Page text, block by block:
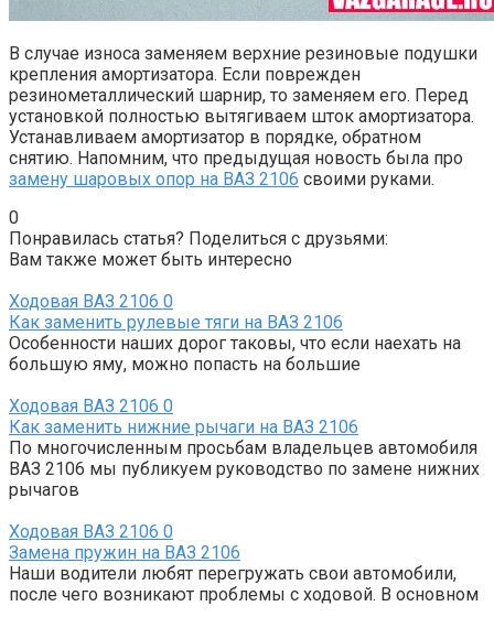
В случае износа заменяем верхние резиновые подушки
крепления амортизатора. Если поврежден
резинометаллический шарнир, то заменяем его. Перед
установкой полностью вытягиваем шток амортизатора.
Устанавливаем амортизатор в порядке, обратном
снятию. Напомним, что предыдущая новость была про
замену шаровых опор на ВАЗ 2106 своими руками.
0
Понравилась статья? Поделиться с друзьями:
Вам также может быть интересно
Ходовая ВАЗ 2106 0
Как заменить рулевые тяги на ВАЗ 2106
Особенности наших дорог таковы, что если наехать на
большую яму, можно попасть на большие
Ходовая ВАЗ 2106 0
Как заменить нижние рычаги на ВАЗ 2106
По многочисленным просьбам владельцев автомобиля
ВАЗ 2106 мы публикуем руководство по замене нижних
рычагов
Ходовая ВАЗ 2106 0
Замена пружин на ВАЗ 2106
Наши водители любят перегружать свои автомобили,
после чего возникают проблемы с ходовой. В основном